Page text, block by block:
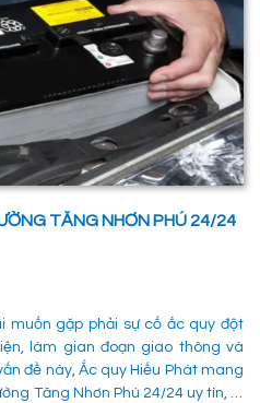
TĂNG NHƠN PHÚ 24/24
muốn gặp phải sự cố ắc quy đột
làm gian đoạn giao thông và
đề này, Ắc quy Hiếu Phát mang
Tăng Nhơn Phú 24/24 uy tín, là